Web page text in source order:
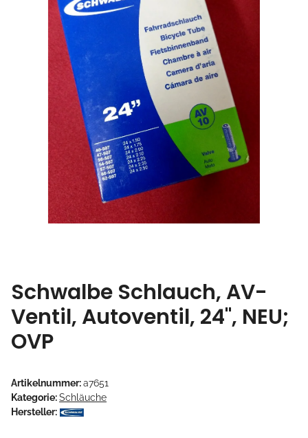
Schwalbe Schlauch, AV-
Ventil, Autoventil, 24", NEU;
OVP
Artikelnummer:a7651
Kategorie:Schläuche
Hersteller: